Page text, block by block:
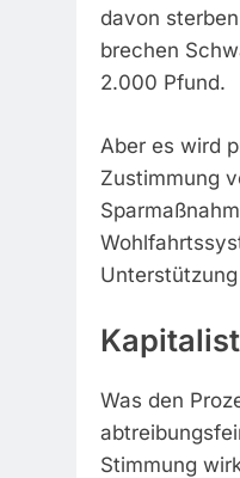
davon
brechen
2.000 Pfund.
Aber es wird
Zustimmung
Was den
Stimmung